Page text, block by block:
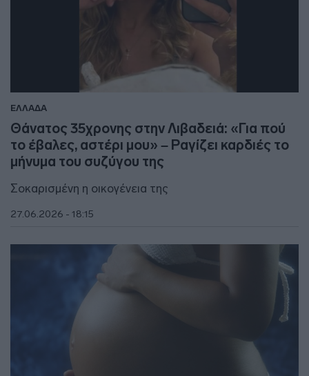
ΕΛΛΑΔΑ
Θάνατος 35χρονης στην Λιβαδειά: «Για πού
το έβαλες, αστέρι μου» – Ραγίζει καρδιές το
μήνυμα του συζύγου της
Σοκαρισμένη η οικογένεια της
27.06.2026 - 18:15